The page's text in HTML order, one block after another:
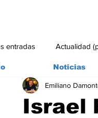
entradas Actualidad
Ambiente
Israel
Emiliano
Noticias